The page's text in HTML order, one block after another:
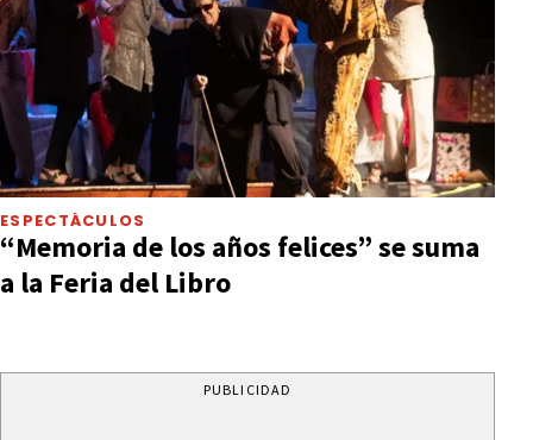
ESPECTÁCULOS
“Memoria de los años felices” se suma
a la Feria del Libro
PUBLICIDAD